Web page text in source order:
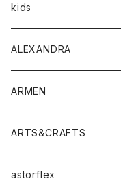
トップス
Tシャツ
シャツ
ボトムス
アウター
トップス
Tシャツ・カットソー
シャツ・ブラウス
ボトムス
パンツ
スカート
ワンピース・オールインワン
バッグ
kids
ALEXANDRA
ARMEN
アウター
コート
トップス
ARTS&CRAFTS
アクセサリー
astorflex